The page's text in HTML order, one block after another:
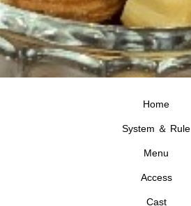
Home
System ＆ Rule
Menu
Access
Cast